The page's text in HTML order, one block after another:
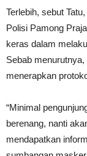
Terlebih, sebut
Polisi Pamong
keras dalam
Sebab
menerapkan
“Minimal
berenang, nanti
mendapatkan